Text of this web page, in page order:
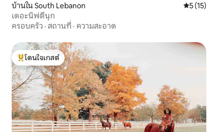
บ้านใน South Lebanon คะแนนเฉลี่
5 (15)
เดอะนิฟตี้นุก
ครอบครัว · สถานที่ · ความสะอาด
โดนใจเกสต์ที่สุด
โดนใจเกสต์